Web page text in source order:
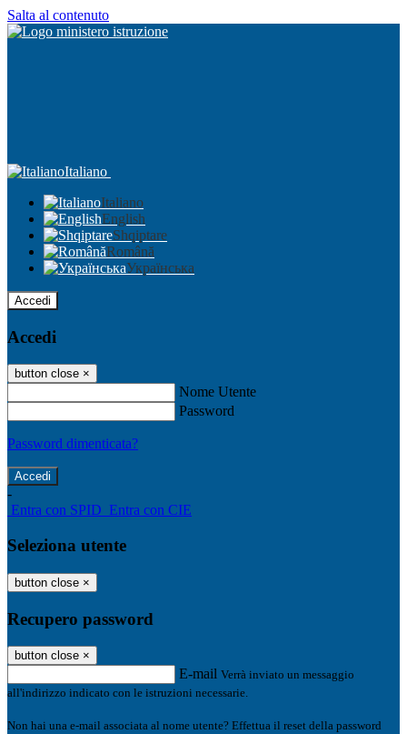
Salta al contenuto
Italiano
Italiano
English
Shqiptare
Română
Українська
Accedi
Accedi
button close ×
Nome Utente
Password
Password dimenticata?
-
Entra con SPID Entra con CIE
Seleziona utente
button close ×
Recupero password
button close ×
E-mail Verrà inviato un messaggio
all'indirizzo indicato con le istruzioni necessarie.
Non hai una e-mail associata al nome utente? Effettua il reset della password